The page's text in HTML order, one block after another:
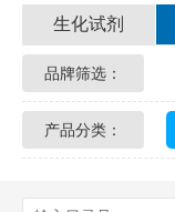
生化试剂
品牌筛选：
产品分类：